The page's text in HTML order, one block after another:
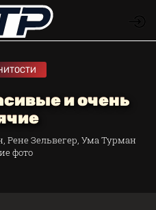
и очень
Рене Зельвегер, Ума Турман
фото